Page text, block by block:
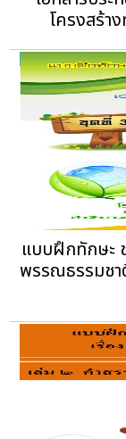
โครงสร้า
แบบฝึกทักษะ
พรรณธรรมชา